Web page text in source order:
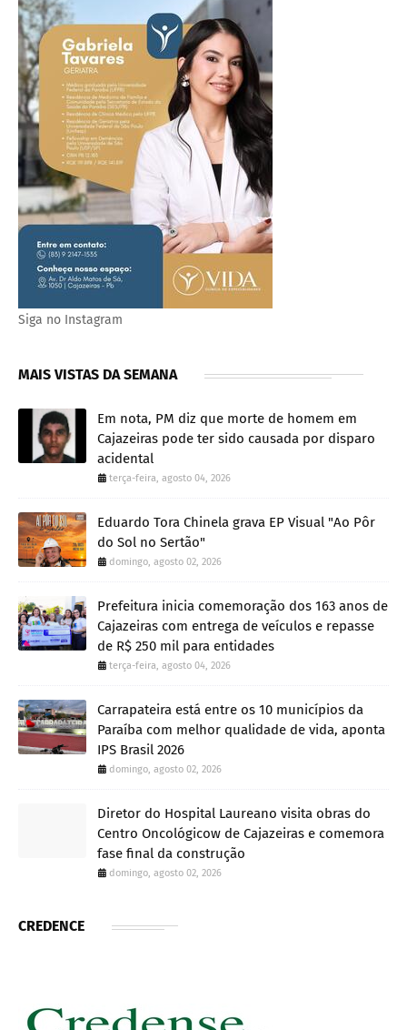
Siga no Instagram
MAIS VISTAS DA SEMANA
Em nota, PM diz que morte de homem em
Cajazeiras pode ter sido causada por disparo
acidental
terça-feira, agosto 04, 2026
Eduardo Tora Chinela grava EP Visual "Ao Pôr
do Sol no Sertão"
domingo, agosto 02, 2026
Prefeitura inicia comemoração dos 163 anos de
Cajazeiras com entrega de veículos e repasse
de R$ 250 mil para entidades
terça-feira, agosto 04, 2026
Carrapateira está entre os 10 municípios da
Paraíba com melhor qualidade de vida, aponta
IPS Brasil 2026
domingo, agosto 02, 2026
Diretor do Hospital Laureano visita obras do
Centro Oncológicow de Cajazeiras e comemora
fase final da construção
domingo, agosto 02, 2026
CREDENCE